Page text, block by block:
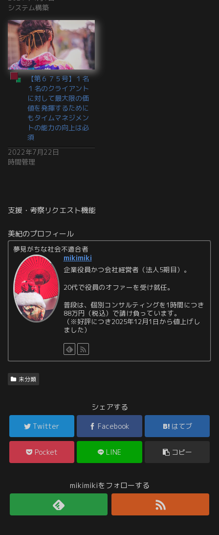
システム構築
【第６７５号】１名
１名のクライアント
に対して最大限の価
値を発揮するために
もタイムマネジメン
トの能力の向上は必
須
2022年7月22日
時間管理
支援・考察リクエスト機能
美紀のプロフィール
夢見がちな社会不適合者
mikimiki
企業役員かつ会社経営者（法人5期目）。
20代で役員のオファーを受け就任。
普段は、個別コンサルティングを1時間につき
88万円（税込）で請け負っています。
（※好評につき2025年12月1日から値上げし
ました）
未分類
シェアする
Twitter Facebook はてブ
Pocket LINE コピー
mikimikiをフォローする